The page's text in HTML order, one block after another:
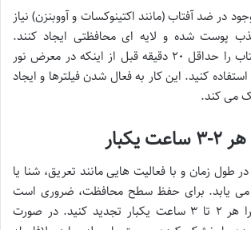
در ضد آفتاب (مانند اکتینوکسات و آووبنزن) نیاز
پوست شده و لایه ای محافظتی ایجاد کنند.
بنابراین، کرم ضد آفتاب را حداقل ۲۰ دقیقه قبل از اینکه در معرض نور
کنید. این کار به فعال شدن فیلترها و ایجاد
می کند.
طول زمان و با فعالیت هایی مانند تعریق، شنا یا
یابد. برای حفظ سطح محافظت، ضروری است
که ضد آفتاب خود را هر ۲ تا ۳ ساعت یکبار تجدید کنید. در صورت